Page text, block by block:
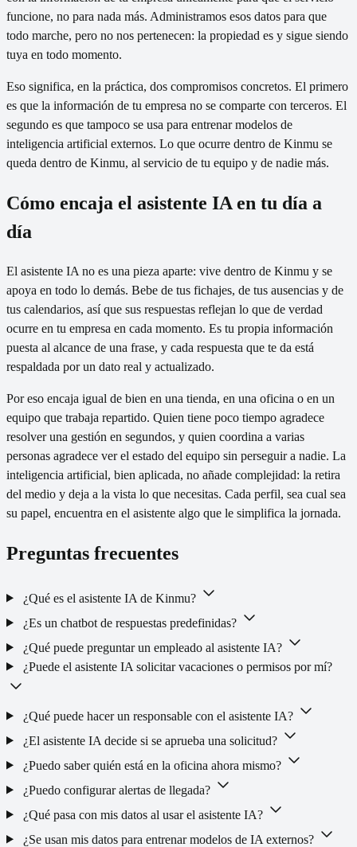
funcione, no para nada más. Administramos esos datos para que
todo marche, pero no nos pertenecen: la propiedad es y sigue siendo
tuya en todo momento.
Eso significa, en la práctica, dos compromisos concretos. El primero
es que la información de tu empresa no se comparte con terceros. El
segundo es que tampoco se usa para entrenar modelos de
inteligencia artificial externos. Lo que ocurre dentro de Kinmu se
queda dentro de Kinmu, al servicio de tu equipo y de nadie más.
Cómo encaja el asistente IA en tu día a
día
El asistente IA no es una pieza aparte: vive dentro de Kinmu y se
apoya en todo lo demás. Bebe de tus fichajes, de tus ausencias y de
tus calendarios, así que sus respuestas reflejan lo que de verdad
ocurre en tu empresa en cada momento. Es tu propia información
puesta al alcance de una frase, y cada respuesta que te da está
respaldada por un dato real y actualizado.
Por eso encaja igual de bien en una tienda, en una oficina o en un
equipo que trabaja repartido. Quien tiene poco tiempo agradece
resolver una gestión en segundos, y quien coordina a varias
personas agradece ver el estado del equipo sin perseguir a nadie. La
inteligencia artificial, bien aplicada, no añade complejidad: la retira
del medio y deja a la vista lo que necesitas. Cada perfil, sea cual sea
su papel, encuentra en el asistente algo que le simplifica la jornada.
Preguntas frecuentes
¿Qué es el asistente IA de Kinmu?
¿Es un chatbot de respuestas predefinidas?
¿Qué puede preguntar un empleado al asistente IA?
¿Puede el asistente IA solicitar vacaciones o permisos por mí?
¿Qué puede hacer un responsable con el asistente IA?
¿El asistente IA decide si se aprueba una solicitud?
¿Puedo saber quién está en la oficina ahora mismo?
¿Puedo configurar alertas de llegada?
¿Qué pasa con mis datos al usar el asistente IA?
¿Se usan mis datos para entrenar modelos de IA externos?